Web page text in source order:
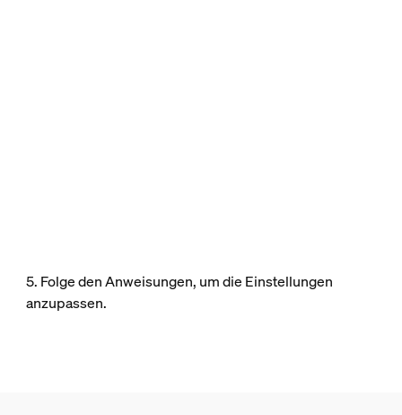
5. Folge den Anweisungen, um die Einstellungen
anzupassen.